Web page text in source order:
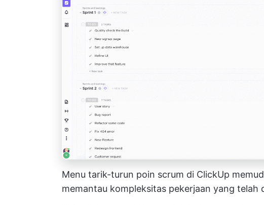
Menu tarik-turun poin scrum di ClickUp
memantau kompleksitas pekerjaan yang telah